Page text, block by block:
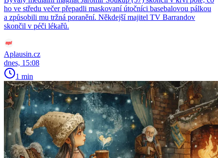
ho ve středu večer přepadli maskovaní útočníci basebalovou pálkou
a způsobili mu tržná poranění. Někdejší majitel TV Barrandov
skončil v péči lékařů.
Aplausin.cz
dnes, 15:08
1 min